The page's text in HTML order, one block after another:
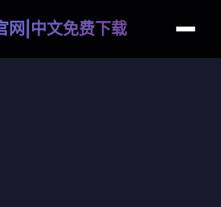
网|中文免费下载